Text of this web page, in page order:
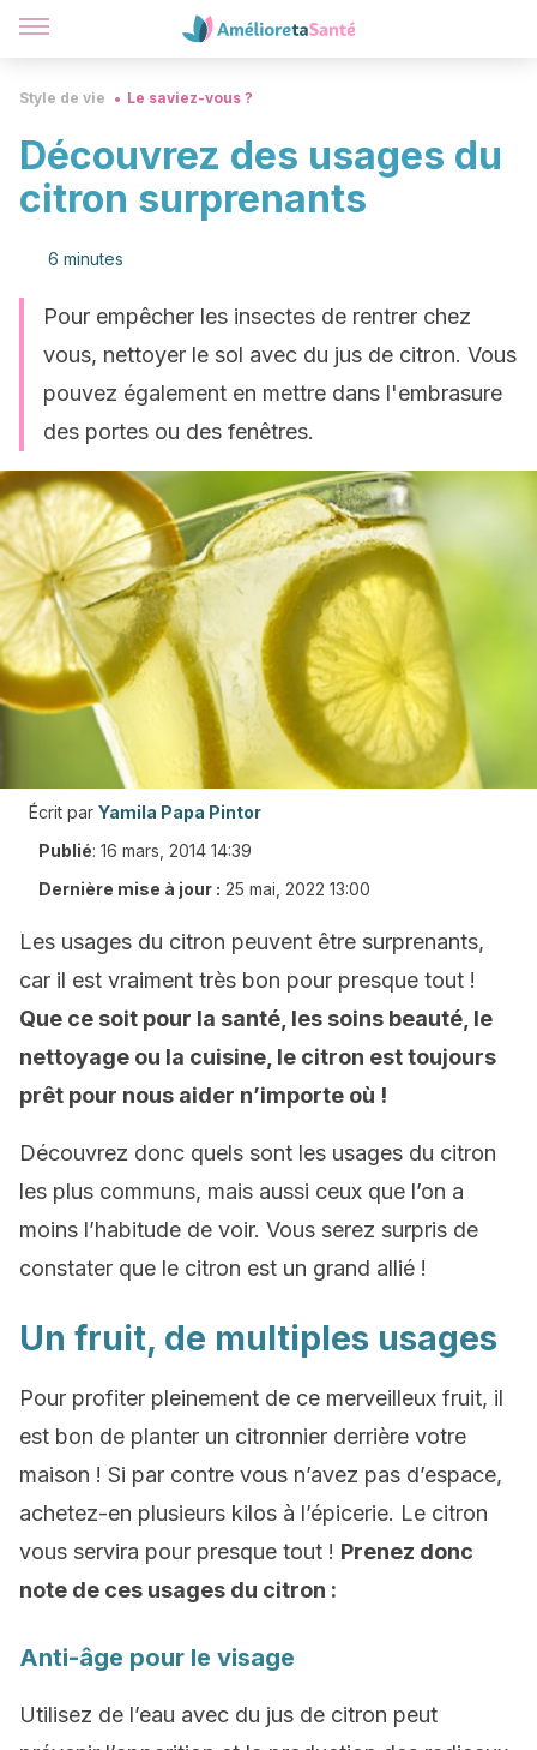
Style de vie Le saviez-vous ?
Découvrez des usages du
citron surprenants
6 minutes
Pour empêcher les insectes de rentrer chez
vous, nettoyer le sol avec du jus de citron. Vous
pouvez également en mettre dans l'embrasure
des portes ou des fenêtres.
Écrit par Yamila Papa Pintor
Publié: 16 mars, 2014 14:39
Dernière mise à jour : 25 mai, 2022 13:00
Les usages du citron peuvent être surprenants,
car il est vraiment très bon pour presque tout !
Que ce soit pour la santé, les soins beauté, le
nettoyage ou la cuisine, le citron est toujours
prêt pour nous aider n’importe où !
Découvrez donc quels sont les usages du citron
les plus communs, mais aussi ceux que l’on a
moins l’habitude de voir. Vous serez surpris de
constater que le citron est un grand allié !
Un fruit, de multiples usages
Pour profiter pleinement de ce merveilleux fruit, il
est bon de planter un citronnier derrière votre
maison ! Si par contre vous n’avez pas d’espace,
achetez-en plusieurs kilos à l’épicerie. Le citron
vous servira pour presque tout ! Prenez donc
note de ces usages du citron :
Anti-âge pour le visage
Utilisez de l’eau avec du jus de citron peut